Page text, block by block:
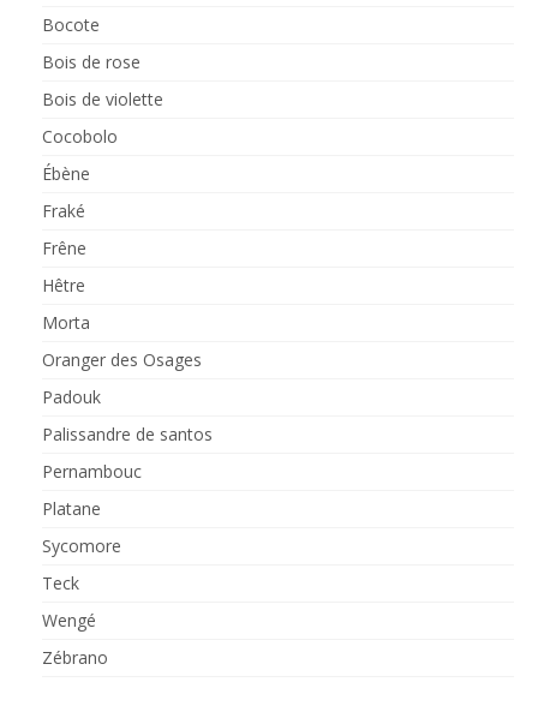
Bocote
Bois de rose
Bois de violette
Cocobolo
Ébène
Fraké
Frêne
Hêtre
Morta
Oranger des Osages
Padouk
Palissandre de santos
Pernambouc
Platane
Sycomore
Teck
Wengé
Zébrano